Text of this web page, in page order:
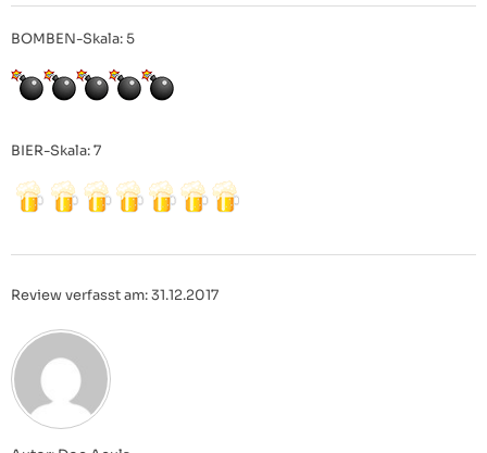
BOMBEN-Skala: 5
BIER-Skala: 7
Review verfasst am: 31.12.2017